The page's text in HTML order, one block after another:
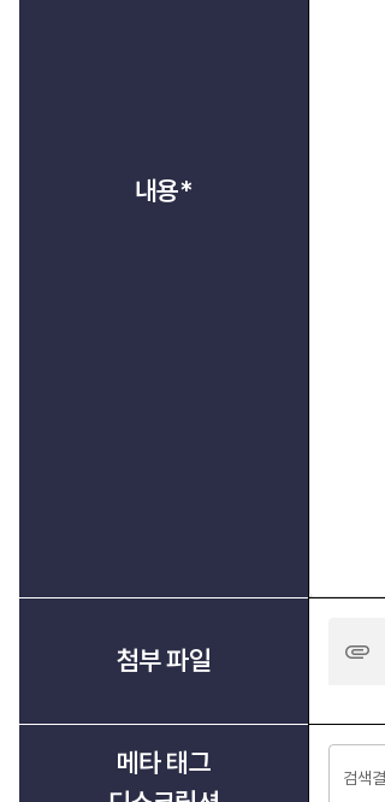
내용*
첨부 파일
메타 태그